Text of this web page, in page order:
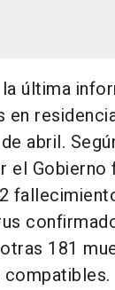
última
abril.
el Gobierno
181